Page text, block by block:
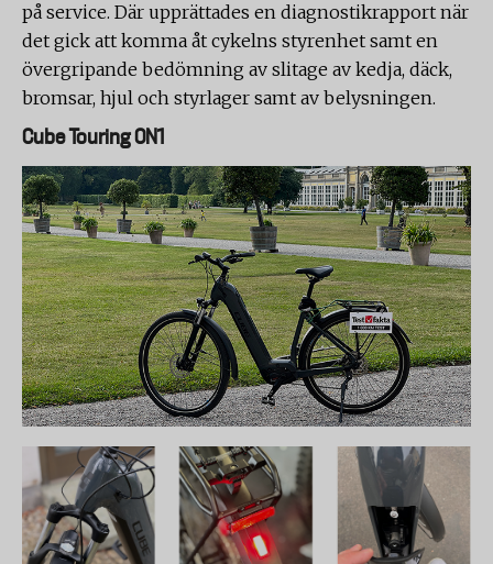
på service. Där upprättades en diagnostikrapport när
det gick att komma åt cykelns styrenhet samt en
övergripande bedömning av slitage av kedja, däck,
bromsar, hjul och styrlager samt av belysningen.
Cube Touring ON1